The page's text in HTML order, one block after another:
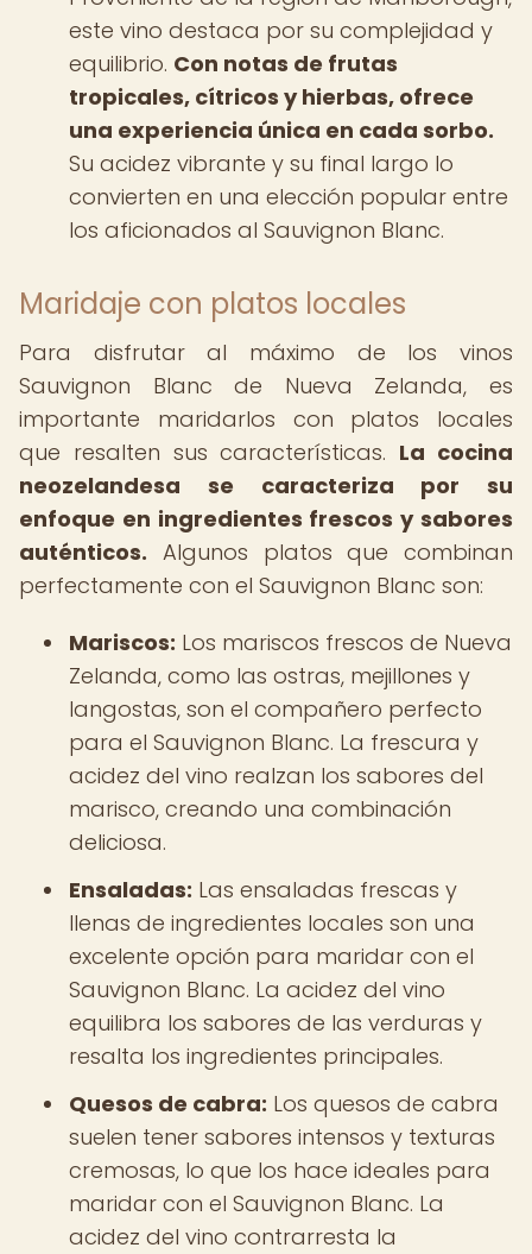
este vino destaca por su complejidad y
equilibrio. Con notas de frutas
tropicales, cítricos y hierbas, ofrece
una experiencia única en cada sorbo.
Su acidez vibrante y su final largo lo
convierten en una elección popular entre
los aficionados al Sauvignon Blanc.
Maridaje con platos locales
Para disfrutar al máximo de los vinos
Sauvignon Blanc de Nueva Zelanda, es
importante maridarlos con platos locales
que resalten sus características. La cocina
neozelandesa se caracteriza por su
enfoque en ingredientes frescos y sabores
auténticos. Algunos platos que combinan
perfectamente con el Sauvignon Blanc son:
Mariscos: Los mariscos frescos de Nueva
Zelanda, como las ostras, mejillones y
langostas, son el compañero perfecto
para el Sauvignon Blanc. La frescura y
acidez del vino realzan los sabores del
marisco, creando una combinación
deliciosa.
Ensaladas: Las ensaladas frescas y
llenas de ingredientes locales son una
excelente opción para maridar con el
Sauvignon Blanc. La acidez del vino
equilibra los sabores de las verduras y
resalta los ingredientes principales.
Quesos de cabra: Los quesos de cabra
suelen tener sabores intensos y texturas
cremosas, lo que los hace ideales para
maridar con el Sauvignon Blanc. La
acidez del vino contrarresta la